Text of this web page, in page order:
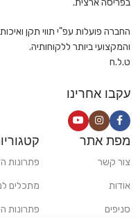
בפריסה ארצית.
והמקצועי ביותר ללקוחותיה.
ט.ל.ח
עקבו אחרינו
מפת אתר
צור קשר
אודות
סניפים
פתרונות
מתכלים
פתרונות